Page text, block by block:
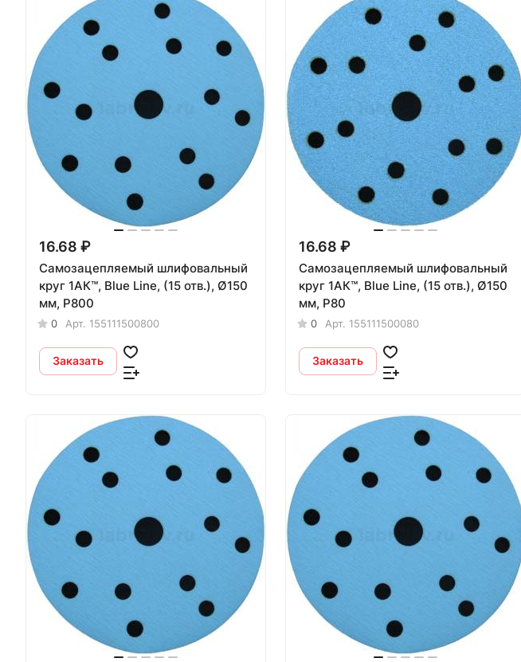
16.68 ₽
Самозацепляемый шлифовальный
круг 1АК™, Blue Line, (15 отв.), Ø150
мм, Р800
0 Арт. 155111500800
Заказать
16.68 ₽
Самозацепляемый шлифовальный
круг 1АК™, Blue Line, (15 отв.), Ø150
мм, Р80
0 Арт. 155111500080
Заказать